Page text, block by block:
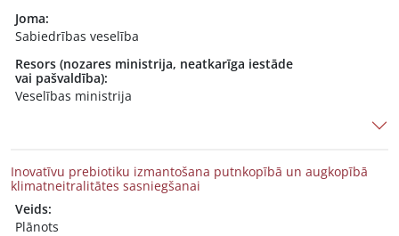
Joma:
Sabiedrības veselība
Resors (nozares ministrija, neatkarīga iestāde
vai pašvaldība):
Veselības ministrija
Inovatīvu prebiotiku izmantošana putnkopībā un augkopībā
klimatneitralitātes sasniegšanai
Veids:
Plānots